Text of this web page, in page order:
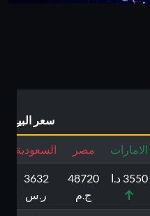
سعر البيع
الامارات مصر السعودية
3550 د.ا
48720
ج.م
3632
ر.س